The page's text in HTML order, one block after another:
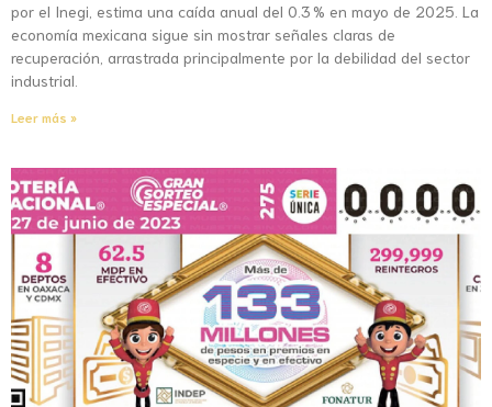
por el Inegi, estima una caída anual del 0.3 % en mayo de 2025. La
economía mexicana sigue sin mostrar señales claras de
recuperación, arrastrada principalmente por la debilidad del sector
industrial.
Leer más »